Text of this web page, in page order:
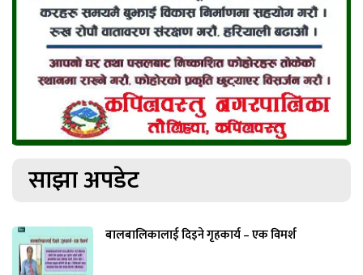
साझा अपडेट
बालबालिकालाई दिइने गृहकार्य – एक विमर्श